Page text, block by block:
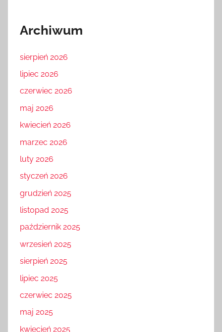
Archiwum
sierpień 2026
lipiec 2026
czerwiec 2026
maj 2026
kwiecień 2026
marzec 2026
luty 2026
styczeń 2026
grudzień 2025
listopad 2025
październik 2025
wrzesień 2025
sierpień 2025
lipiec 2025
czerwiec 2025
maj 2025
kwiecień 2025